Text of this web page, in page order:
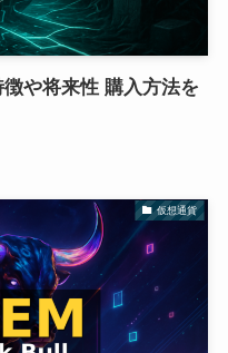
や将来性 購入方法を
仮想通貨